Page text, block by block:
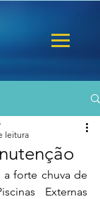
leitura
forte chuva de
Externas